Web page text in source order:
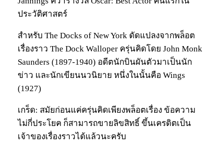
ประวัติศาสตร์
สำหรับ The Docks of New York ดัดแปลงจากพล็อต
เรื่องราว The Dock Walloper ครุ่นคิดโดย John Monk
Saunders (1897-1940) อดีตนักบินผันตัวมาเป็นนัก
ข่าว และนักเขียนนวนิยาย หนึ่งในนั้นคือ Wings
(1927)
เกร็ด: สมัยก่อนแค่ครุ่นคิดเพียงพล็อตเรื่อง ข้อความ
ไม่กี่ประโยค ก็สามารถขายลิขสิทธิ์ ขึ้นเครดิตเป็น
เจ้าของเรื่องราวได้แล้วนะครับ